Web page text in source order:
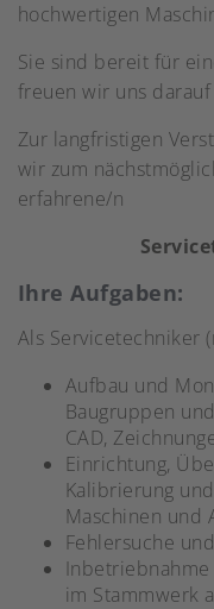
hochwertigen
Sie sind bereit für
freuen wir uns
Zur langfristigen
wir zum
erfahrene/n
Ihre Aufgaben:
Als Servicetechniker
Aufbau und
Baugruppen
CAD,
Einrichtung,
Kalibrierung
Maschinen und
Fehlersuche
Inbetriebnahme
im Stammwerk